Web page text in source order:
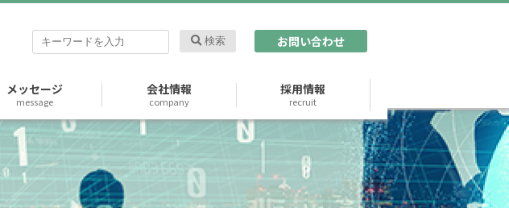
検索 お問い合わせ
メッセージ
message
会社情報
company
採用情報
recruit